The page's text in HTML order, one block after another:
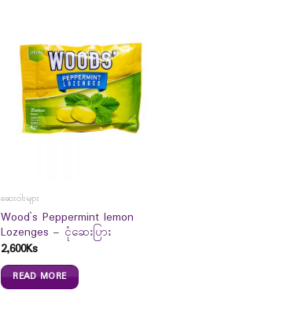
ဆေးဝါးများ
Wood`s Peppermint lemon
Lozenges – ငုံဆေးပြား
2,600Ks
READ MORE